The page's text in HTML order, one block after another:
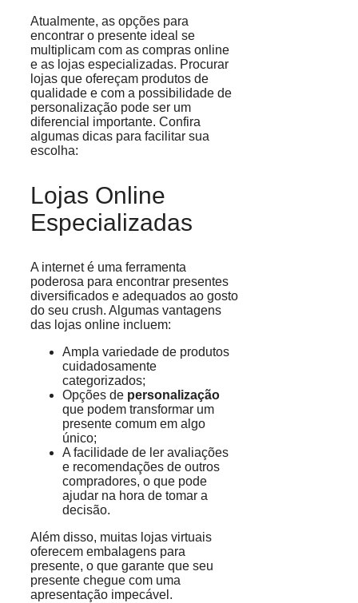
Atualmente, as opções para
encontrar o presente ideal se
multiplicam com as compras online
e as lojas especializadas. Procurar
lojas que ofereçam produtos de
qualidade e com a possibilidade de
personalização pode ser um
diferencial importante. Confira
algumas dicas para facilitar sua
escolha:
Lojas Online
Especializadas
A internet é uma ferramenta
poderosa para encontrar presentes
diversificados e adequados ao gosto
do seu crush. Algumas vantagens
das lojas online incluem:
Ampla variedade de produtos
cuidadosamente
categorizados;
Opções de personalização
que podem transformar um
presente comum em algo
único;
A facilidade de ler avaliações
e recomendações de outros
compradores, o que pode
ajudar na hora de tomar a
decisão.
Além disso, muitas lojas virtuais
oferecem embalagens para
presente, o que garante que seu
presente chegue com uma
apresentação impecável.